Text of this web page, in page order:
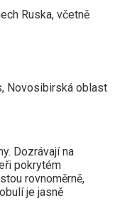
Ruska, včetně
Novosibirská oblast
Dozrávají na
pokrytém
rovnoměrně,
je jasně